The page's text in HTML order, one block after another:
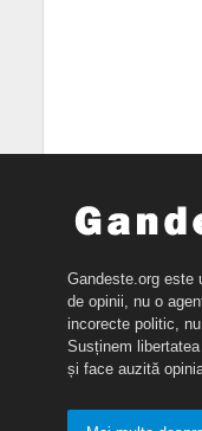
Gandeste.org este
de opinii, nu o
incorecte politic,
Susținem
și face auzită